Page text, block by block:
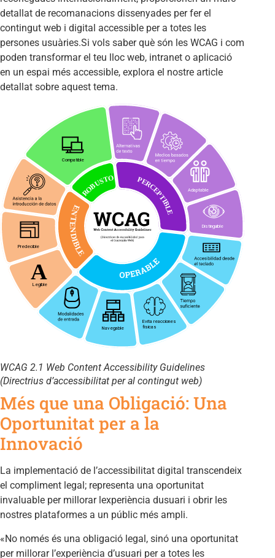
detallat de recomanacions dissenyades per fer el
contingut web i digital accessible per a totes les
persones usuàries.Si vols saber què són les WCAG i com
poden transformar el teu lloc web, intranet o aplicació
en un espai més accessible, explora el nostre article
detallat sobre aquest tema.
WCAG 2.1 Web Content Accessibility Guidelines
(Directrius d’accessibilitat per al contingut web)
Més que una Obligació: Una
Oportunitat per a la
Innovació
La implementació de l’accessibilitat digital transcendeix
el compliment legal; representa una oportunitat
invaluable per millorar lexperiència dusuari i obrir les
nostres plataformes a un públic més ampli.
«No només és una obligació legal, sinó una oportunitat
per millorar l’experiència d’usuari per a totes les